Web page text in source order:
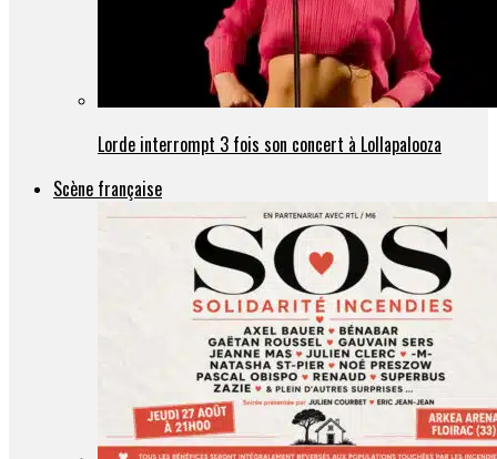
Lorde interrompt 3 fois son concert à Lollapalooza
Scène française